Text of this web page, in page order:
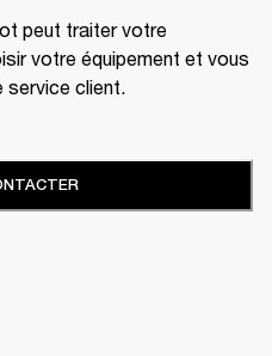
peut traiter votre
votre équipement et vous
service client.